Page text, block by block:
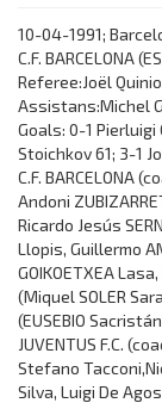
10-04-1991;
C.F. BARCELONA
Referee:Joël
Assistans:Michel
Goals: 0-1 Pierluigi
Stoichkov 61; 3-1
C.F. BARCELONA
Andoni
Ricardo Jesús
Llopis, Guillermo
GOIKOETXEA
(Miquel SOLER
(EUSEBIO
JUVENTUS F.C.
Stefano
Silva, Luigi De